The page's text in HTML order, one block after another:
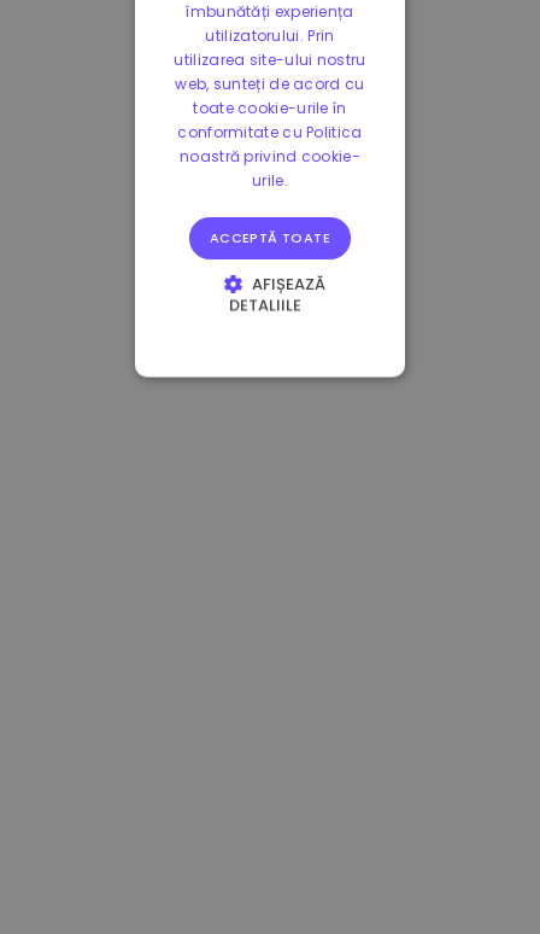
îmbunătăți experiența
utilizatorului. Prin
utilizarea site-ului nostru
web, sunteți de acord cu
toate cookie-urile în
conformitate cu Politica
noastră privind cookie-
urile.
ACCEPTĂ TOATE
AFIȘEAZĂ
DETALIILE